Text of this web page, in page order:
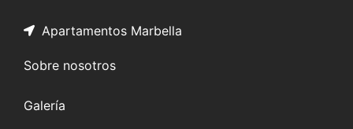
Apartamentos Marbella
Sobre nosotros
Galería